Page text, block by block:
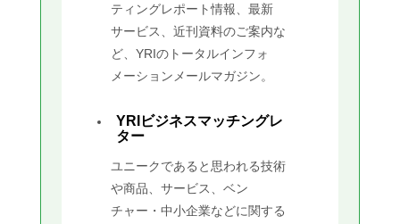
ティングレポート情報、最新
サービス、近刊資料のご案内な
ど、YRIのトータルインフォ
メーションメールマガジン。
YRIビジネスマッチングレ
ター
ユニークであると思われる技術
や商品、サービス、ベン
チャー・中小企業などに関する